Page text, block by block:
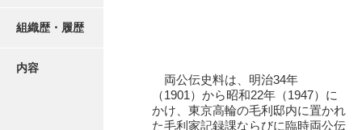
組織歴・履歴
内容
両公伝史料は、明治34年
（1901）から昭和22年（1947）に
かけ、東京高輪の毛利邸内に置かれ
た毛利家記録課ならびに臨時両公伝